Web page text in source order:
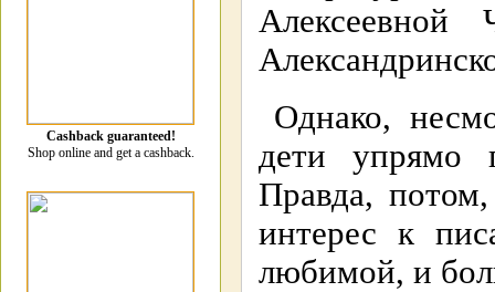
Алексеевной
Однако,
дети упрямо
Правда, потом,
интерес к
любимой, и
Cashback guaranteed!
Shop online and get a cashback.